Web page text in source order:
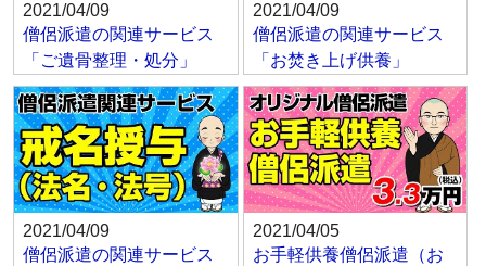
2021/04/09
僧侶派遣の関連サービス
「ご遺骨整理・処分」
2021/04/09
僧侶派遣の関連サービス
「お焚き上げ供養」
2021/04/09
僧侶派遣の関連サービス
2021/04/05
お手軽供養僧侶派遣（お